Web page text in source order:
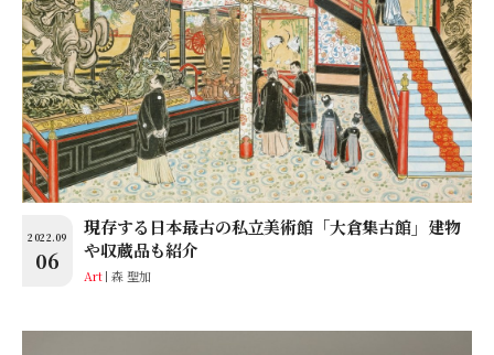
2022.09
06
現存する日本最古の私立美術館「大倉集古館」建物
や収蔵品も紹介
Art 森 聖加